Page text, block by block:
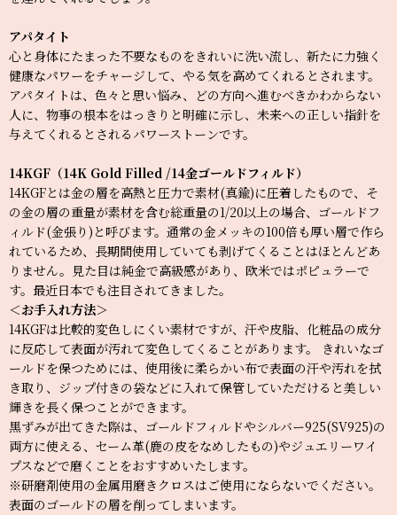
アパタイト
心と身体にたまった不要なものをきれいに洗い流し、新たに力強く
健康なパワーをチャージして、やる気を高めてくれるとされます。
アパタイトは、色々と思い悩み、どの方向へ進むべきかわからない
人に、物事の根本をはっきりと明確に示し、未来への正しい指針を
与えてくれるとされるパワーストーンです。
14KGF（14K Gold Filled /14金ゴールドフィルド）
14KGFとは金の層を高熱と圧力で素材(真鍮)に圧着したもので、そ
の金の層の重量が素材を含む総重量の1/20以上の場合、ゴールドフ
ィルド(金張り)と呼びます。通常の金メッキの100倍も厚い層で作ら
れているため、長期間使用していても剥げてくることはほとんどあ
りません。見た目は純金で高級感があり、欧米ではポピュラーで
す。最近日本でも注目されてきました。
＜お手入れ方法＞
14KGFは比較的変色しにくい素材ですが、汗や皮脂、化粧品の成分
に反応して表面が汚れて変色してくることがあります。 きれいなゴ
ールドを保つためには、使用後に柔らかい布で表面の汗や汚れを拭
き取り、ジップ付きの袋などに入れて保管していただけると美しい
輝きを長く保つことができます。
黒ずみが出てきた際は、ゴールドフィルドやシルバー925(SV925)の
両方に使える、セーム革(鹿の皮をなめしたもの)やジュエリーワイ
プスなどで磨くことをおすすめいたします。
※研磨剤使用の金属用磨きクロスはご使用にならないでください。
表面のゴールドの層を削ってしまいます。